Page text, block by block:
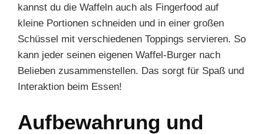
kannst du die Waffeln auch als Fingerfood auf
kleine Portionen schneiden und in einer großen
Schüssel mit verschiedenen Toppings servieren. So
kann jeder seinen eigenen Waffel-Burger nach
Belieben zusammenstellen. Das sorgt für Spaß und
Interaktion beim Essen!
Aufbewahrung und